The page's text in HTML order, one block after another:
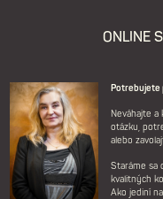
ONLINE
Potrebujete
Neváhajte a
otázku,
alebo
Staráme sa
kvalitných
Ako jediní